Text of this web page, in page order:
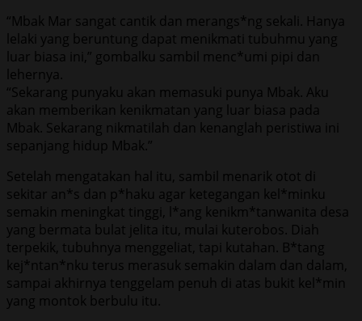
“Mbak Mar sangat cantik dan merangs*ng sekali. Hanya
lelaki yang beruntung dapat menikmati tubuhmu yang
luar biasa ini,” gombalku sambil menc*umi pipi dan
lehernya.
“Sekarang punyaku akan memasuki punya Mbak. Aku
akan memberikan kenikmatan yang luar biasa pada
Mbak. Sekarang nikmatilah dan kenanglah peristiwa ini
sepanjang hidup Mbak.”
Setelah mengatakan hal itu, sambil menarik otot di
sekitar an*s dan p*haku agar ketegangan kel*minku
semakin meningkat tinggi, l*ang kenikm*tanwanita desa
yang bermata bulat jelita itu, mulai kuterobos. Diah
terpekik, tubuhnya menggeliat, tapi kutahan. B*tang
kej*ntan*nku terus merasuk semakin dalam dan dalam,
sampai akhirnya tenggelam penuh di atas bukit kel*min
yang montok berbulu itu.